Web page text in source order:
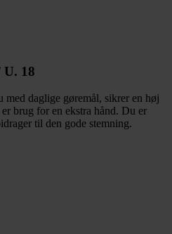
18
med daglige gøremål, sikrer en høj
brug for en ekstra hånd. Du er
til den gode stemning.